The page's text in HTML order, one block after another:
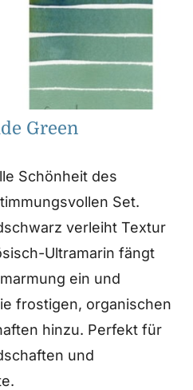
Green
Schönheit des
Set.
verleiht Textur
Ultramarin fängt
ein und
frostigen, organischen
hinzu. Perfekt für
und